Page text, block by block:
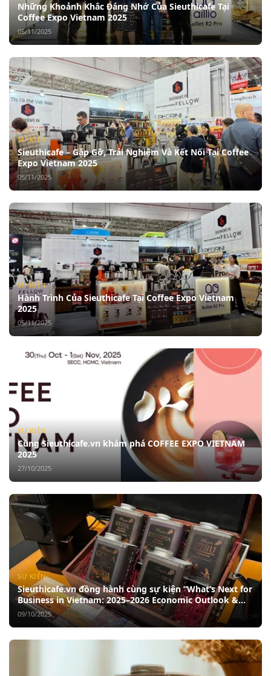
Những Khoảnh Khắc Đáng Nhớ Của Sieuthicafe Tại
Coffee Expo Vietnam 2025
05/11/2025
SỰ KIỆN
Sieuthicafe – Gặp Gỡ, Trải Nghiệm Và Kết Nối Tại Coffee
Expo Vietnam 2025
05/11/2025
SỰ KIỆN
Hành Trình Của Sieuthicafe Tại Coffee Expo Vietnam
2025
05/11/2025
SỰ KIỆN
Cùng Sieuthicafe.vn khám phá COFFEE EXPO VIETNAM
2025
27/10/2025
SỰ KIỆN
Sieuthicafe.vn đồng hành cùng sự kiện “What’s Next for
Business in Vietnam: 2025–2026 Economic Outlook &
CEO Strategies”
09/10/2025